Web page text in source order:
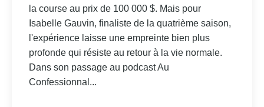
la course au prix de 100 000 $. Mais pour
Isabelle Gauvin, finaliste de la quatrième saison,
l'expérience laisse une empreinte bien plus
profonde qui résiste au retour à la vie normale.
Dans son passage au podcast Au
Confessionnal...